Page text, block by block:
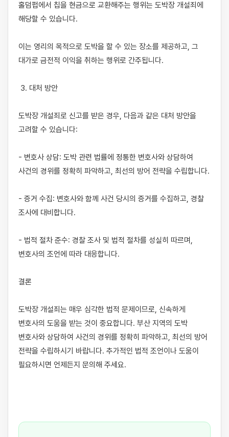
홀덤펍에서 칩을 현금으로 교환해주는 행위는 도박장 개설죄에
해당할 수 있습니다.
이는 영리의 목적으로 도박을 할 수 있는 장소를 제공하고, 그
대가로 금전적 이익을 취하는 행위로 간주됩니다.
도박장 개설죄로 신고를 받은 경우, 다음과 같은 대처 방안을
고려할 수 있습니다:
- 변호사 상담: 도박 관련 법률에 정통한 변호사와 상담하여
사건의 경위를 정확히 파악하고, 최선의 방어 전략을 수립합니다.
- 증거 수집: 변호사와 함께 사건 당시의 증거를 수집하고, 경찰
조사에 대비합니다.
- 법적 절차 준수: 경찰 조사 및 법적 절차를 성실히 따르며,
변호사의 조언에 따라 대응합니다.
결론
도박장 개설죄는 매우 심각한 법적 문제이므로, 신속하게
변호사의 도움을 받는 것이 중요합니다. 부산 지역의 도박
변호사와 상담하여 사건의 경위를 정확히 파악하고, 최선의 방어
전략을 수립하시기 바랍니다. 추가적인 법적 조언이나 도움이
필요하시면 언제든지 문의해 주세요.